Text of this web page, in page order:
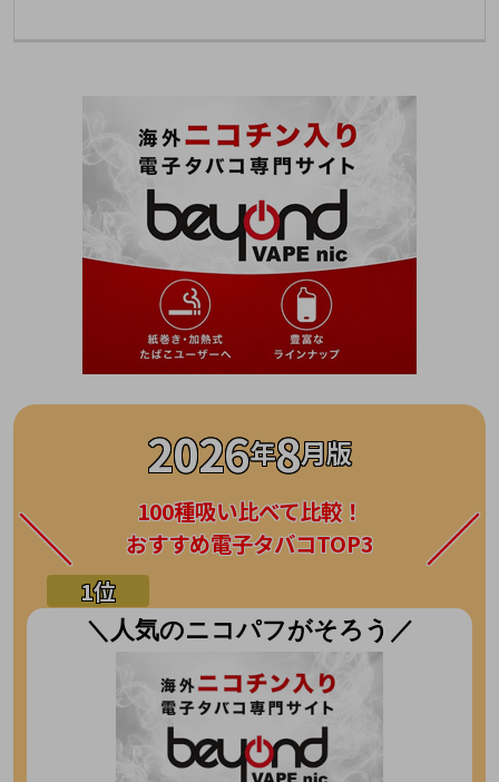
2026年8月版
100種吸い比べて比較！
おすすめ電子タバコTOP3
＼人気のニコパフがそろう／